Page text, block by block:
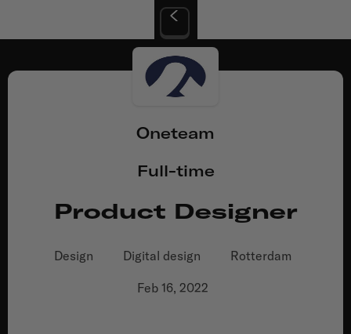
Oneteam
Full-time
Product Designer
Design Digital design Rotterdam
Feb 16, 2022